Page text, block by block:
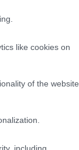
like cookies on
of the website
including